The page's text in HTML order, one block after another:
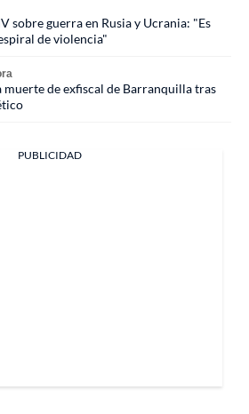
sobre guerra en Rusia y Ucrania: "Es
de violencia"
muerte de exfiscal de Barranquilla tras
PUBLICIDAD